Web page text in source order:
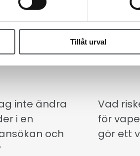
Tillåt urval
inte ändra
i en
och
Vad
för
gör ett